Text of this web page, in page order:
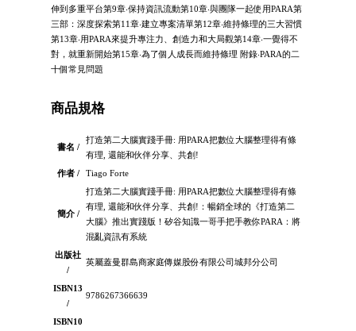
伸到多重平台第9章‧保持資訊流動第10章‧與團隊一起使用PARA第
三部：深度探索第11章‧建立專案清單第12章‧維持條理的三大習慣
第13章‧用PARA來提升專注力、創造力和大局觀第14章‧一覺得不
對，就重新開始第15章‧為了個人成長而維持條理 附錄‧PARA的二
十個常見問題
商品規格
書名 /
打造第二大腦實踐手冊: 用PARA把數位大腦整理得有條
有理, 還能和伙伴分享、共創!
作者 /
Tiago Forte
簡介 /
打造第二大腦實踐手冊: 用PARA把數位大腦整理得有條
有理, 還能和伙伴分享、共創!：暢銷全球的《打造第二
大腦》推出實踐版！矽谷知識一哥手把手教你PARA：將
混亂資訊有系統
出版社
/
英屬蓋曼群島商家庭傳媒股份有限公司城邦分公司
ISBN13
/
9786267366639
ISBN10